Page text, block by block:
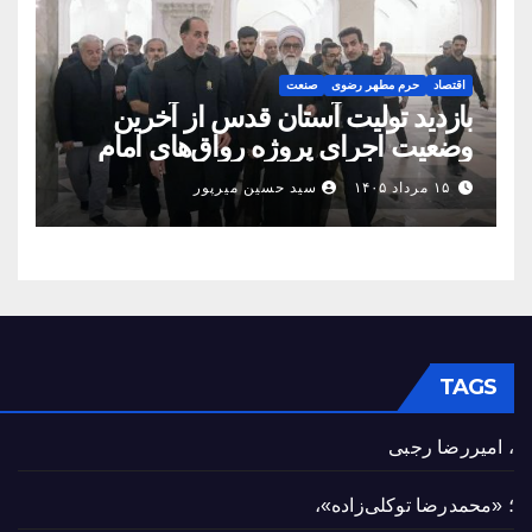
اقتصاد حرم مطهر رضوی صنعت
بازدید تولیت آستان قدس از آخرین
وضعیت اجرای پروژه رواق‌های امام
حسین(ع) و امیرالمؤمنین(ع)
۱۵ مرداد ۱۴۰۵ سید حسین میرپور
TAGS
، امیررضا رجبی
؛ «محمدرضا توکلی‌زاده»،